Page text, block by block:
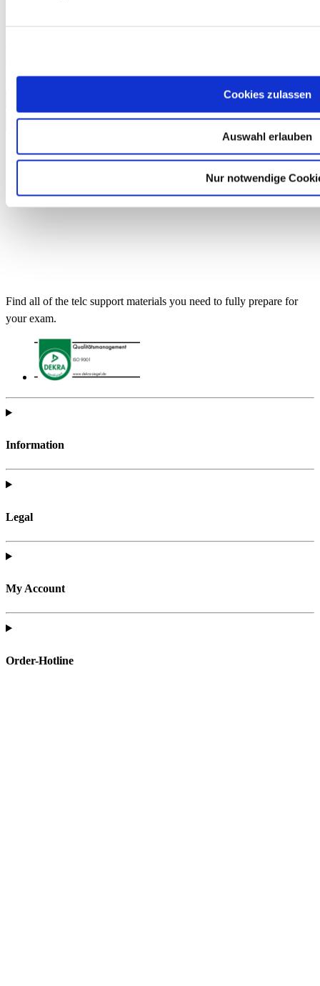
Cookies zulassen
Auswahl erlauben
Nur notwendige
€13.50
Find all of the telc support materials you need to fully prepare for
your exam.
Information
Legal
My Account
Order-Hotline